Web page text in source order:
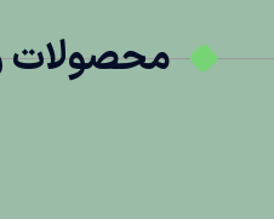
محصولات